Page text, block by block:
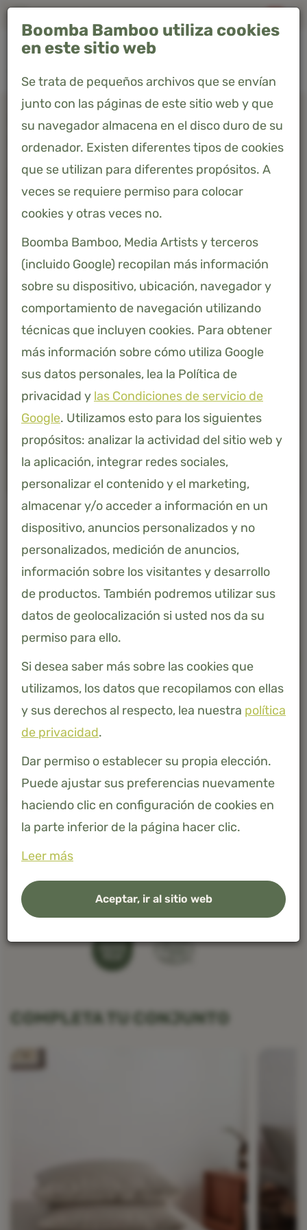
Home
Productos
Sábana ajustable para topper 140 x 200 - Soft Taupe - Premium
SÁBANA AJUSTABLE PARA
TOPPER 140 X 200 - SOFT TAUPE
- PREMIUM
58,08 € Precio incluido 21% IVA
140 X 200
- + AÑADIR A LA CESTA
Descripción
Especificaciones
COMPLETA TU CONJUNTO
Boomba Bamboo utiliza cookies
en este sitio web
Se trata de pequeños archivos que se envían
junto con las páginas de este sitio web y que
su navegador almacena en el disco duro de su
ordenador. Existen diferentes tipos de cookies
que se utilizan para diferentes propósitos. A
veces se requiere permiso para colocar
cookies y otras veces no.
Boomba Bamboo, Media Artists y terceros
(incluido Google) recopilan más información
sobre su dispositivo, ubicación, navegador y
comportamiento de navegación utilizando
técnicas que incluyen cookies. Para obtener
más información sobre cómo utiliza Google
sus datos personales, lea la Política de
privacidad y las Condiciones de servicio de
Google. Utilizamos esto para los siguientes
propósitos: analizar la actividad del sitio web y
la aplicación, integrar redes sociales,
personalizar el contenido y el marketing,
almacenar y/o acceder a información en un
dispositivo, anuncios personalizados y no
personalizados, medición de anuncios,
información sobre los visitantes y desarrollo
de productos. También podremos utilizar sus
datos de geolocalización si usted nos da su
permiso para ello.
Si desea saber más sobre las cookies que
utilizamos, los datos que recopilamos con ellas
y sus derechos al respecto, lea nuestra política
de privacidad.
Dar permiso o establecer su propia elección.
Puede ajustar sus preferencias nuevamente
haciendo clic en configuración de cookies en
la parte inferior de la página hacer clic.
Leer más
Aceptar, ir al sitio web